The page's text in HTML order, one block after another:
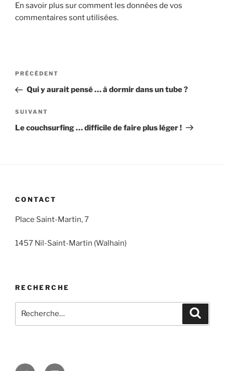
En savoir plus sur comment les données de vos
commentaires sont utilisées.
Navigation
l’article
Article
précédent
PRÉCÉDENT
Qui y aurait pensé … à dormir dans un tube ?
Article
suivant
SUIVANT
Le couchsurfing … difficile de faire plus léger !
CONTACT
Place Saint-Martin, 7
1457 Nil-Saint-Martin (Walhain)
RECHERCHE
pour